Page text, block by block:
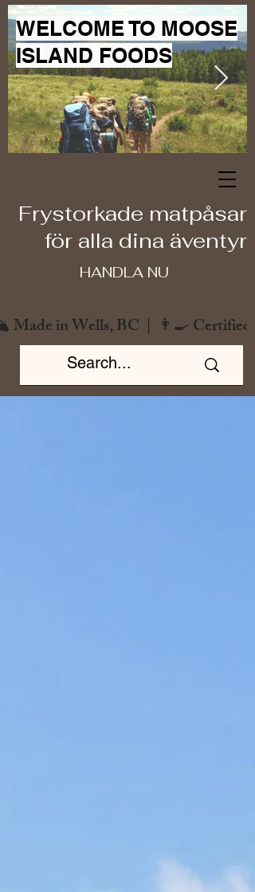
WELCOME TO MOOSE
ISLAND FOODS
Frystorkade matpåsar
för alla dina äventyr
HANDLA NU
in Wells, BC  |  👨‍🍳 Certified